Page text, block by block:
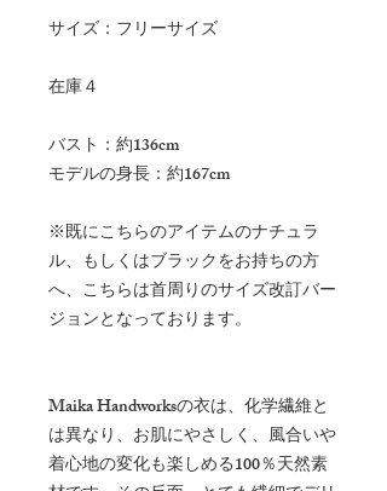
サイズ：フリーサイズ
在庫４
バスト：約136cm
モデルの身長：約167cm
※既にこちらのアイテムのナチュラ
ル、もしくはブラックをお持ちの方
へ、こちらは首周りのサイズ改訂バー
ジョンとなっております。
Maika Handworksの衣は、化学繊維と
は異なり、お肌にやさしく、風合いや
着心地の変化も楽しめる100％天然素